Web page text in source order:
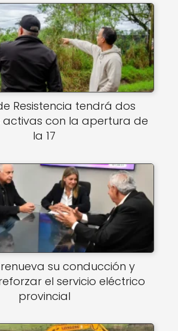
Resistencia tendrá dos
con la apertura de
la 17
renueva su conducción y
el servicio eléctrico
provincial